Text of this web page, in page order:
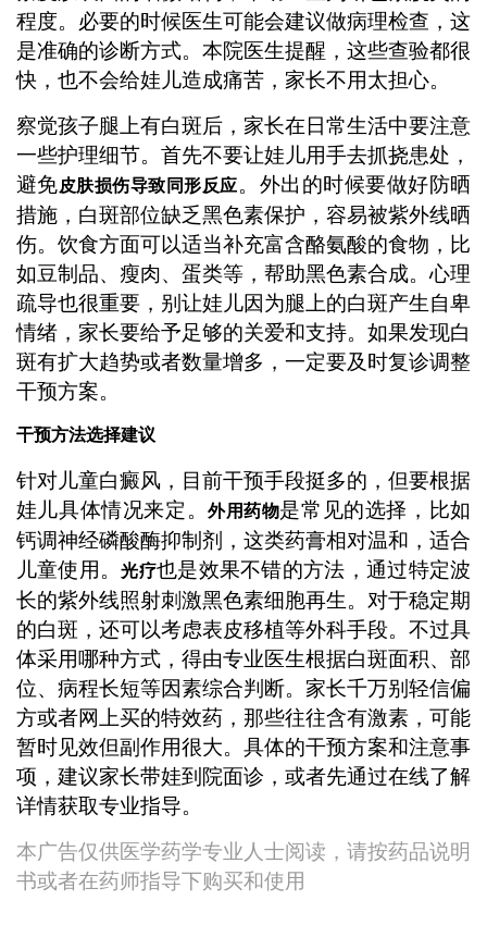
程度。必要的时候医生可能会建议做病理检查，这
是准确的诊断方式。本院医生提醒，这些查验都很
快，也不会给娃儿造成痛苦，家长不用太担心。
察觉孩子腿上有白斑后，家长在日常生活中要注意
一些护理细节。首先不要让娃儿用手去抓挠患处，
避免皮肤损伤导致同形反应。外出的时候要做好防晒
措施，白斑部位缺乏黑色素保护，容易被紫外线晒
伤。饮食方面可以适当补充富含酪氨酸的食物，比
如豆制品、瘦肉、蛋类等，帮助黑色素合成。心理
疏导也很重要，别让娃儿因为腿上的白斑产生自卑
情绪，家长要给予足够的关爱和支持。如果发现白
斑有扩大趋势或者数量增多，一定要及时复诊调整
干预方案。
干预方法选择建议
针对儿童白癜风，目前干预手段挺多的，但要根据
娃儿具体情况来定。外用药物是常见的选择，比如
钙调神经磷酸酶抑制剂，这类药膏相对温和，适合
儿童使用。光疗也是效果不错的方法，通过特定波
长的紫外线照射刺激黑色素细胞再生。对于稳定期
的白斑，还可以考虑表皮移植等外科手段。不过具
体采用哪种方式，得由专业医生根据白斑面积、部
位、病程长短等因素综合判断。家长千万别轻信偏
方或者网上买的特效药，那些往往含有激素，可能
暂时见效但副作用很大。具体的干预方案和注意事
项，建议家长带娃到院面诊，或者先通过在线了解
详情获取专业指导。
本广告仅供医学药学专业人士阅读，请按药品说明
书或者在药师指导下购买和使用